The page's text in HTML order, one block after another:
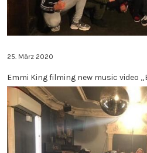
25. März 2020
Emmi King filming new music video